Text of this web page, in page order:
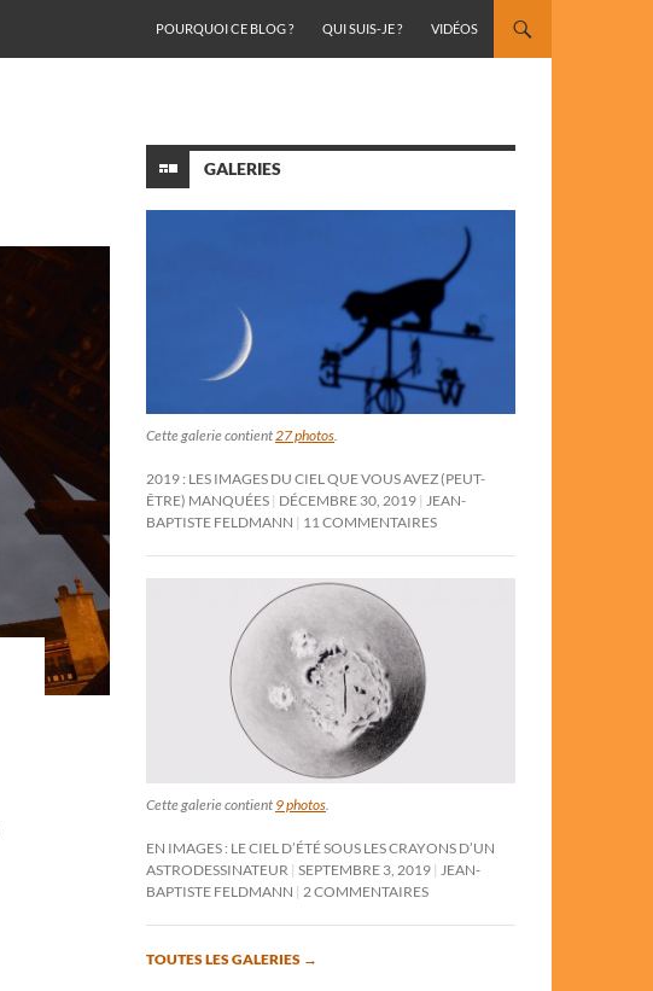
POURQUOI CE BLOG ?
QUI SUIS-JE ? VIDÉOS
GALERIES
Cette galerie contient27 photos.
2019 : LES IMAGES DU CIEL QUE VOUS AVEZ (PEUT-
ÊTRE) MANQUÉES DÉCEMBRE 30, 2019 JEAN-
BAPTISTE FELDMANN
11 COMMENTAIRES
Cette galerie contient 9 photos
EN IMAGES : LE CIEL D’ÉTÉ SOUS LES CRAYONS D’UN
ASTRODESSINATEUR SEPTEMBRE 3, 2019
JEAN-
BAPTISTE FELDMANN
2 COMMENTAIRES
TOUTES LES GALERIES →